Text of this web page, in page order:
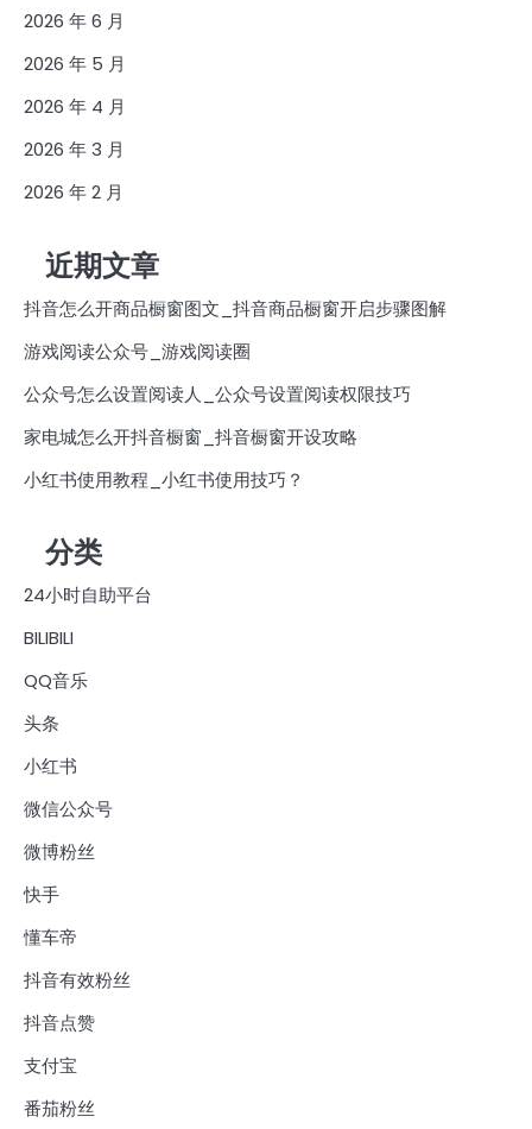
2026 年 6 月
2026 年 5 月
2026 年 4 月
2026 年 3 月
2026 年 2 月
近期文章
抖音怎么开商品橱窗图文_抖音商品橱窗开启步骤图解
游戏阅读公众号_游戏阅读圈
公众号怎么设置阅读人_公众号设置阅读权限技巧
家电城怎么开抖音橱窗_抖音橱窗开设攻略
小红书使用教程_小红书使用技巧？
分类
24小时自助平台
BILIBILI
QQ音乐
头条
小红书
微信公众号
微博粉丝
快手
懂车帝
抖音有效粉丝
抖音点赞
支付宝
番茄粉丝